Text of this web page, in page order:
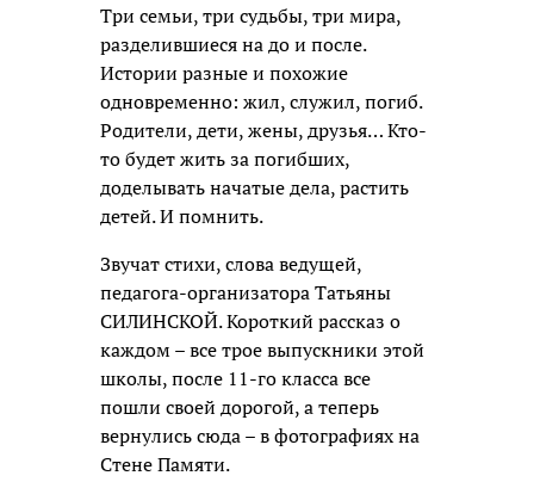
Три семьи, три судьбы, три мира,
разделившиеся на до и после.
Истории разные и похожие
одновременно: жил, служил, погиб.
Родители, дети, жены, друзья… Кто-
то будет жить за погибших,
доделывать начатые дела, растить
детей. И помнить.
Звучат стихи, слова ведущей,
педагога-организатора Татьяны
СИЛИНСКОЙ. Короткий рассказ о
каждом – все трое выпускники этой
школы, после 11-го класса все
пошли своей дорогой, а теперь
вернулись сюда – в фотографиях на
Стене Памяти.